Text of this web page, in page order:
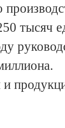
тысяч